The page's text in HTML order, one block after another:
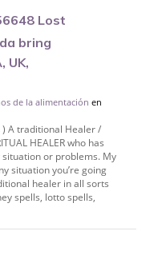
Lost
bring
UK,
de la alimentación en
) A traditional Healer /
HEALER who has
or problems. My
situation you’re going
healer in all sorts
spells, lotto spells,